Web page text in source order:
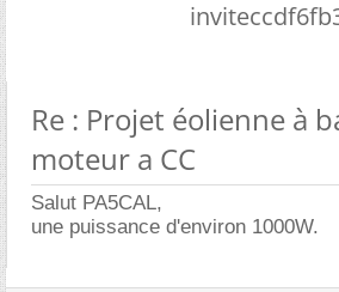
Re : Projet éolienne à
moteur a CC
Salut PA5CAL,
une puissance d'environ 1000W.